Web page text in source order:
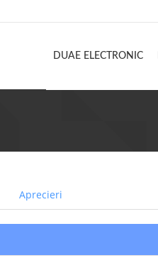
DUAE ELECTRONIC
Aprecieri